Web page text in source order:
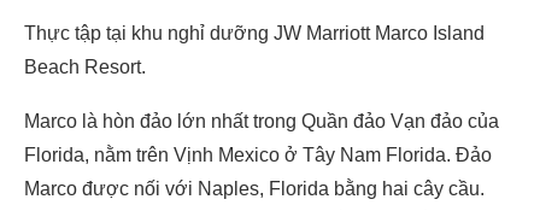
Thực tập tại khu nghỉ dưỡng JW Marriott Marco Island
Beach Resort.
Marco là hòn đảo lớn nhất trong Quần đảo Vạn đảo của
Florida, nằm trên Vịnh Mexico ở Tây Nam Florida. Đảo
Marco được nối với Naples, Florida bằng hai cây cầu.